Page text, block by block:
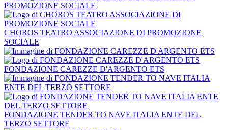
CHOROS TEATRO ASSOCIAZIONE DI PROMOZIONE
SOCIALE
FONDAZIONE CAREZZE D'ARGENTO ETS
FONDAZIONE TENDER TO NAVE ITALIA ENTE DEL
TERZO SETTORE